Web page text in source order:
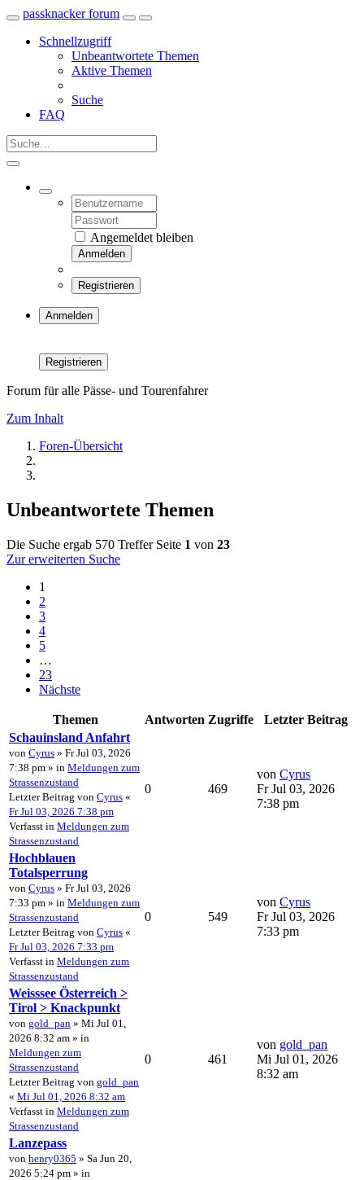
passknacker forum
Schnellzugriff
Unbeantwortete Themen
Aktive Themen
Suche
FAQ
Angemeldet bleiben
Anmelden
Registrieren
Anmelden
Registrieren
Forum für alle Pässe- und Tourenfahrer
Zum Inhalt
Foren-Übersicht
Unbeantwortete Themen
Die Suche ergab 570 Treffer Seite 1 von 23
Zur erweiterten Suche
1
2
3
4
5
…
23
Nächste
Themen Antworten Zugriffe
Letzter Beitrag
Schauinsland Anfahrt
von Cyrus » Fr Jul 03, 2026
7:38 pm » in Meldungen zum
Strassenzustand
Letzter Beitrag von Cyrus «
Fr Jul 03, 2026 7:38 pm
Verfasst in Meldungen zum
Strassenzustand
0 469
von Cyrus
Fr Jul 03, 2026
7:38 pm
Hochblauen
Totalsperrung
von Cyrus » Fr Jul 03, 2026
7:33 pm » in Meldungen zum
Strassenzustand
Letzter Beitrag von Cyrus «
Fr Jul 03, 2026 7:33 pm
Verfasst in Meldungen zum
Strassenzustand
0 549
von Cyrus
Fr Jul 03, 2026
7:33 pm
Weisssee Österreich >
Tirol > Knackpunkt
von gold_pan » Mi Jul 01,
2026 8:32 am » in
Meldungen zum
Strassenzustand
Letzter Beitrag von gold_pan
« Mi Jul 01, 2026 8:32 am
Verfasst in Meldungen zum
Strassenzustand
0 461
von gold_pan
Mi Jul 01, 2026
8:32 am
Lanzepass
von henry0365 » Sa Jun 20,
2026 5:24 pm » in